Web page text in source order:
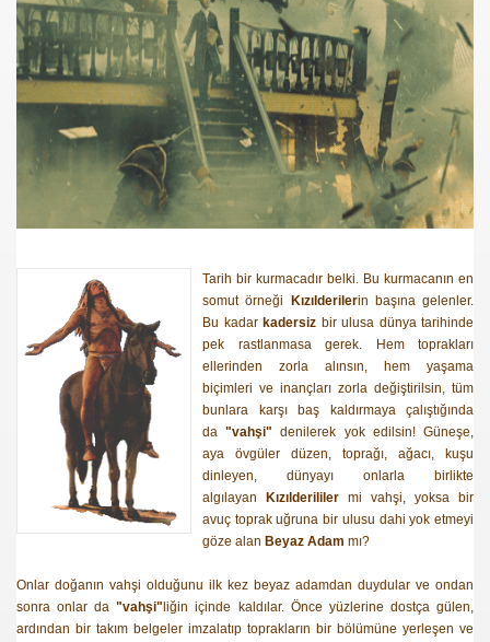
Tarih bir kurmacadır belki. Bu kurmacanın en
somut örneği
Kızılderilerin başına gelenler.
Bu kadar kadersiz bir ulusa dünya tarihinde
pek rastlanmasa gerek. Hem toprakları
ellerinden zorla alınsın, hem yaşama
biçimleri ve inançları zorla değiştirilsin, tüm
bunlara karşı baş kaldırmaya çalıştığında
da"vahşi" denilerek yok edilsin! Güneşe,
aya övgüler düzen, toprağı, ağacı, kuşu
dinleyen, dünyayı onlarla birlikte
algılayan
Kızılderililer mi vahşi, yoksa bir
avuç toprak uğruna bir ulusu dahi yok etmeyi
göze alan Beyaz Adam mı?
Onlar doğanın vahşi olduğunu ilk kez beyaz adamdan duydular ve ondan
sonra onlar da"vahşi" liğin içinde kaldılar. Önce yüzlerine dostça gülen,
ardından bir takım belgeler imzalatıp toprakların bir bölümüne yerleşen ve
mektubu